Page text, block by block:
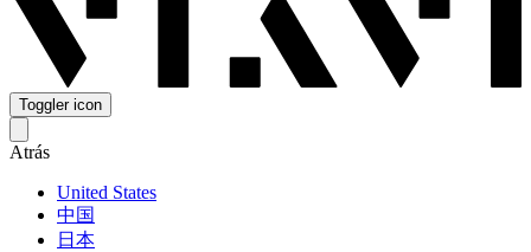
Toggler icon
Atrás
United States
中国
日本